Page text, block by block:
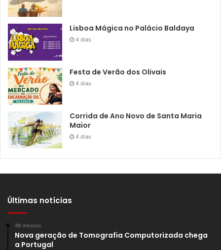
Lisboa Mágica no Palácio Baldaya
4 dias
Festa de Verão dos Olivais
4 dias
Corrida de Ano Novo de Santa Maria
Maior
4 dias
Últimas notícias
48 minutos
Nova geração de Tomografia Computorizada chega
a Portugal